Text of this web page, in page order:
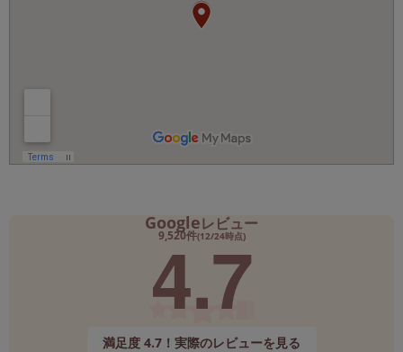
Googleレビュー
9,520件(12/24時点)
4.7
満足度 4.7！実際のレビューを見る